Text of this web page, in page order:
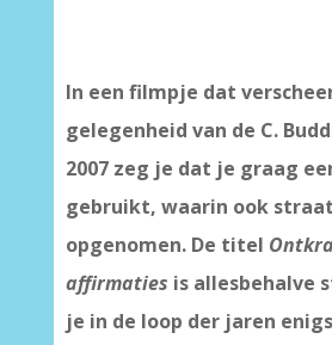
In een filmpje dat
gelegenheid van de C.
2007 zeg je dat je graag
gebruikt, waarin ook
opgenomen. De titel
affirmaties is allesbehalve
je in de loop der jaren